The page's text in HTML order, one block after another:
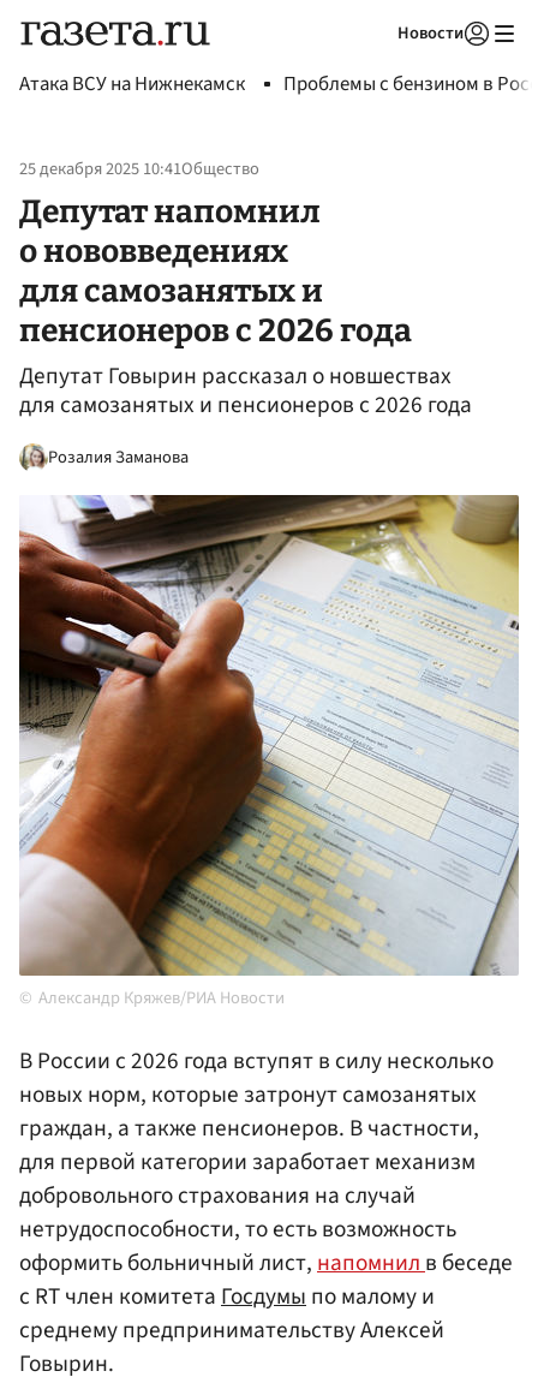
Новости
Атака ВСУ на Нижнекамск Проблемы с бензином в
25 декабря 2025 10:41Общество
Депутат напомнил
о нововведениях
для самозанятых и
пенсионеров с 2026 года
Депутат Говырин рассказал о новшествах
для самозанятых и пенсионеров с 2026 года
Розалия Заманова
Александр Кряжев/РИА Новости
В России с 2026 года вступят в силу несколько
новых норм, которые затронут самозанятых
граждан, а также пенсионеров. В частности,
для первой категории заработает механизм
добровольного страхования на случай
нетрудоспособности, то есть возможность
оформить больничный лист,напомнилв беседе
с RT член комитетаГосдумыпо малому и
среднему предпринимательству Алексей
Говырин.